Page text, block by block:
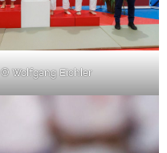
© Wolfgang Eichler